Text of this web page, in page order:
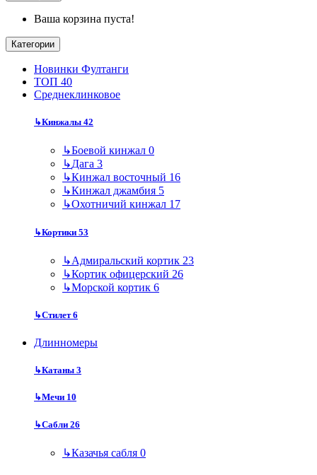
Ваша корзина пуста!
Категории
Новинки Фултанги
ТОП 40
Среднеклинковое
↳Кинжалы 42
↳Боевой кинжал 0
↳Дага 3
↳Кинжал восточный 16
↳Кинжал джамбия 5
↳Охотничий кинжал 17
↳Кортики 53
↳Адмиральский кортик 23
↳Кортик офицерский 26
↳Морской кортик 6
↳Стилет6
Длинномеры
↳Катаны 3
↳Мечи 10
↳Сабли 26
↳Казачья сабля 0